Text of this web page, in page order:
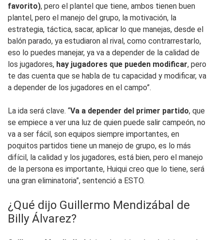
favorito), pero el plantel que tiene, ambos tienen buen
plantel, pero el manejo del grupo, la motivación, la
estrategia, táctica, sacar, aplicar lo que manejas, desde el
balón parado, ya estudiaron al rival, como contrarrestarlo,
eso lo puedes manejar, ya va a depender de la calidad de
los jugadores, hay jugadores que pueden modificar, pero
te das cuenta que se habla de tu capacidad y modificar, va
a depender de los jugadores en el campo”.
La ida será clave. “Va a depender del primer partido, que
se empiece a ver una luz de quien puede salir campeón, no
va a ser fácil, son equipos siempre importantes, en
poquitos partidos tiene un manejo de grupo, es lo más
difícil, la calidad y los jugadores, está bien, pero el manejo
de la persona es importante, Huiqui creo que lo tiene, será
una gran eliminatoria”, sentenció a ESTO.
¿Qué dijo Guillermo Mendizábal de
Billy Álvarez?